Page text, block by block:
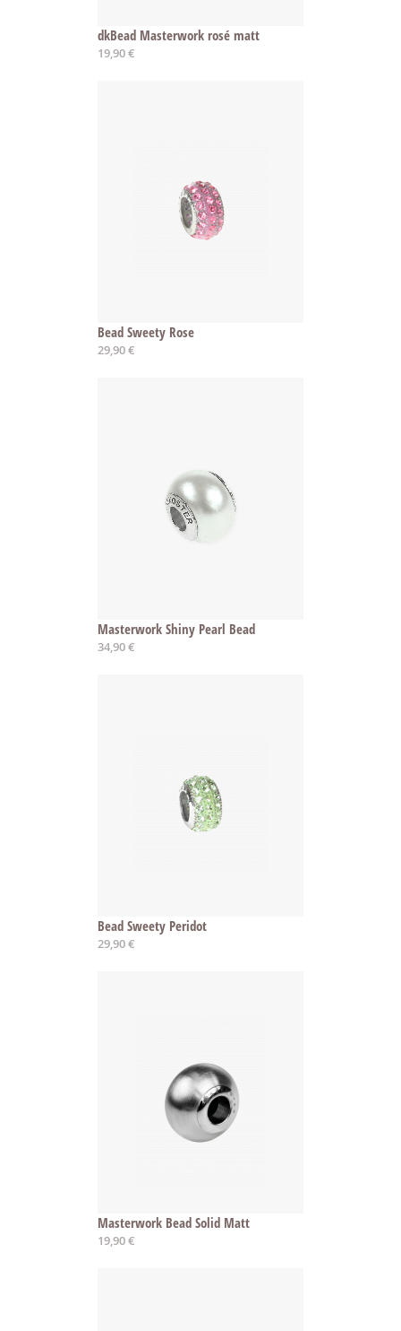
dkBead Masterwork rosé matt
19,90 €
Bead Sweety Rose
29,90 €
Masterwork Shiny Pearl Bead
34,90 €
Bead Sweety Peridot
29,90 €
Masterwork Bead Solid Matt
19,90 €